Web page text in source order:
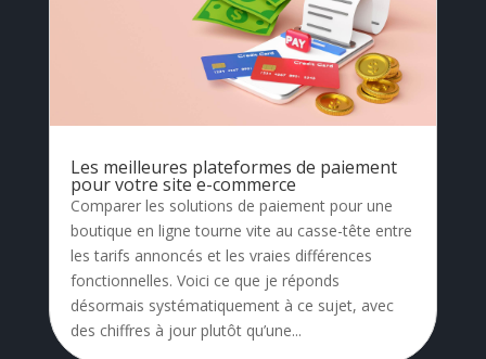
Les meilleures plateformes de paiement
pour votre site e-commerce
Comparer les solutions de paiement pour une
boutique en ligne tourne vite au casse-tête entre
les tarifs annoncés et les vraies différences
fonctionnelles. Voici ce que je réponds
désormais systématiquement à ce sujet, avec
des chiffres à jour plutôt qu’une...